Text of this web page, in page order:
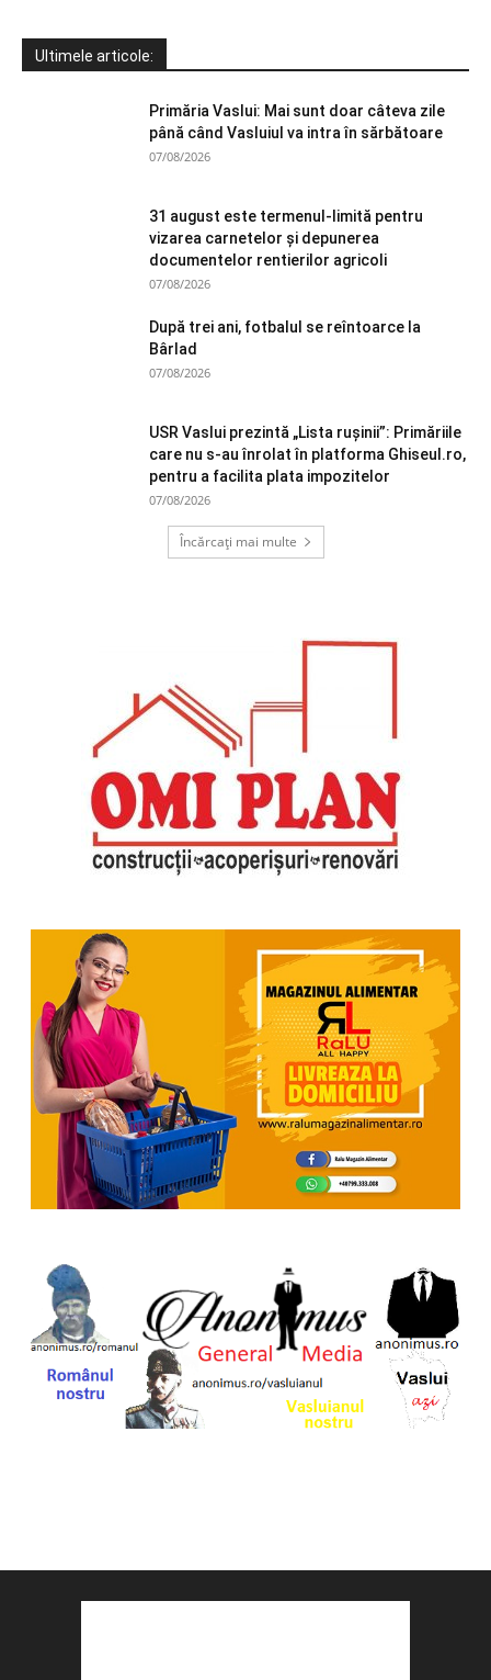
Ultimele articole:
Primăria Vaslui: Mai sunt doar câteva zile
până când Vasluiul va intra în sărbătoare
07/08/2026
31 august este termenul-limită pentru
vizarea carnetelor și depunerea
documentelor rentierilor agricoli
07/08/2026
După trei ani, fotbalul se reîntoarce la
Bârlad
07/08/2026
USR Vaslui prezintă „Lista rușinii”: Primăriile
care nu s-au înrolat în platforma Ghiseul.ro,
pentru a facilita plata impozitelor
07/08/2026
Încărcați mai multe